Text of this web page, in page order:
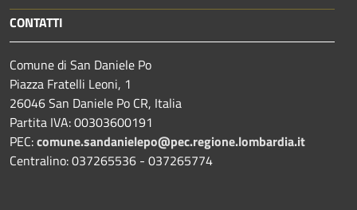
CONTATTI
Comune di San Daniele Po
Piazza Fratelli Leoni, 1
26046 San Daniele Po CR, Italia
Partita IVA: 00303600191
PEC:comune.sandanielepo@pec.regione.lombardia.it
Centralino: 037265536 - 037265774